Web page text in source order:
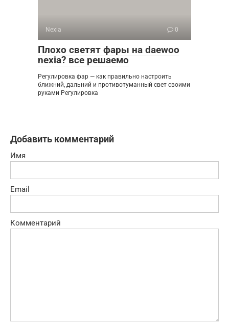
Nexia 0
Плохо светят фары на daewoo
nexia? все решаемо
Регулировка фар — как правильно настроить
ближний, дальний и противотуманный свет своими
руками Регулировка
Добавить комментарий
Имя
Email
Комментарий